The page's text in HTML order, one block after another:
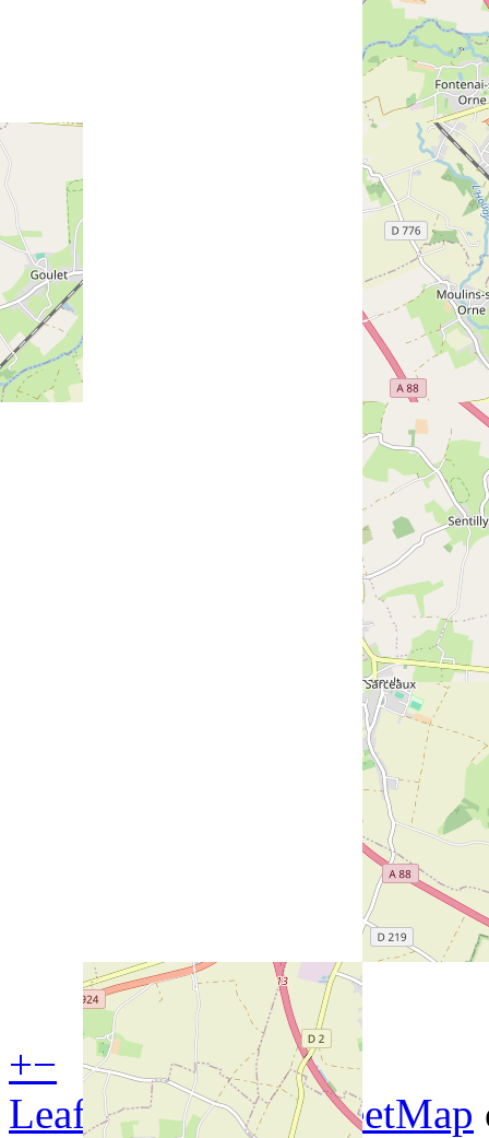
+−
Leaflet| ©OpenStreetMap